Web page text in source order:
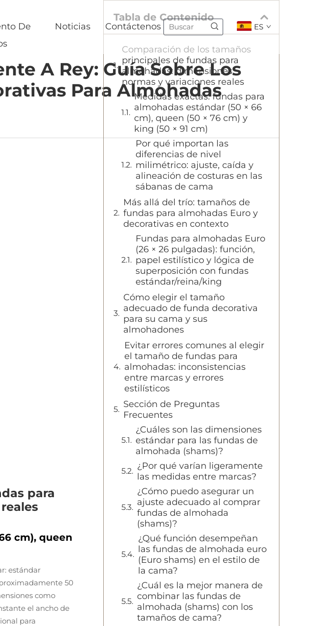
De
Noticias Contáctenos ES
A Rey: Guía Sobre Los
Para Almohadas
para
cm), queen
estándar
50
como
el ancho de
para
Tabla de Contenido
Comparación de los tamaños
principales de fundas para
almohadas: dimensiones,
normas y variaciones reales
Medidas exactas: fundas para
almohadas estándar (50 × 66
cm), queen (50 × 76 cm) y
king (50 × 91 cm)
Por qué importan las
diferencias de nivel
milimétrico: ajuste, caída y
alineación de costuras en las
sábanas de cama
Más allá del trío: tamaños de
fundas para almohadas Euro y
decorativas en contexto
Fundas para almohadas Euro
(26 × 26 pulgadas): función,
papel estilístico y lógica de
superposición con fundas
estándar/reina/king
Cómo elegir el tamaño
adecuado de funda decorativa
para su cama y sus
almohadones
Evitar errores comunes al elegir
el tamaño de fundas para
almohadas: inconsistencias
entre marcas y errores
estilísticos
Sección de Preguntas
Frecuentes
¿Cuáles son las dimensiones
estándar para las fundas de
almohada (shams)?
¿Por qué varían ligeramente
las medidas entre marcas?
¿Cómo puedo asegurar un
ajuste adecuado al comprar
fundas de almohada
(shams)?
¿Qué función desempeñan
las fundas de almohada euro
(Euro shams) en el estilo de
la cama?
¿Cuál es la mejor manera de
combinar las fundas de
almohada (shams) con los
tamaños de cama?